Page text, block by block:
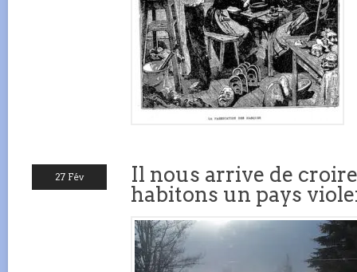
27 Fév
Il nous arrive de
habitons un pays